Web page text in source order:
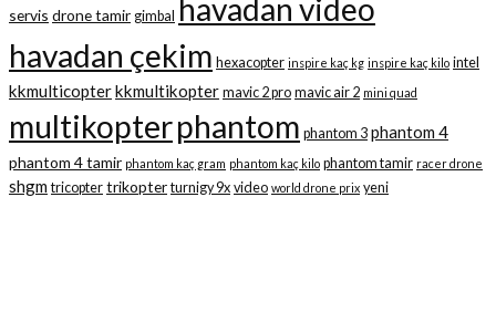
servis drone tamir gimbal
havadan video
havadan çekim hexacopter inspire kaç kg inspire kaç kilo intel
kkmulticopterkkmultikopter mavic 2 pro mavic air 2 mini quad
multikopterphantom phantom 3 phantom 4
phantom 4 tamir phantom kaç gram phantom kaç kilo phantom tamir racer drone
shgm tricopter trikopter turnigy 9x video world drone prix yeni